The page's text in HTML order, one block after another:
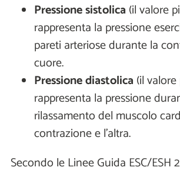
Pressione sistolica (il valore
rappresenta la pressione
pareti arteriose durante la
cuore.
Pressione diastolica (il
rappresenta la pressione
rilassamento del muscolo
contrazione e l’altra.
Secondo le Linee Guida ESC/ESH